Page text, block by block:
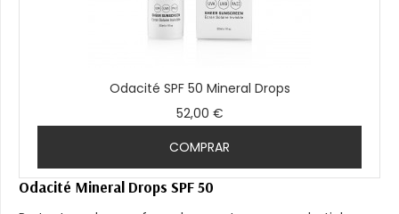
Odacité SPF 50 Mineral Drops
52,00 €
COMPRAR
Odacité Mineral Drops SPF 50